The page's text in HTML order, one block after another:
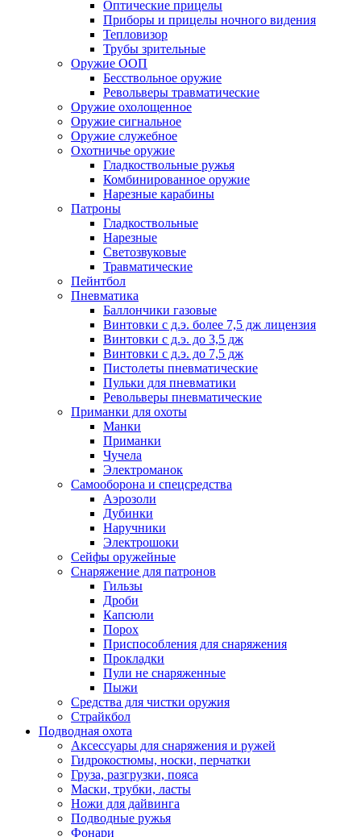
Оптические прицелы
Приборы и прицелы ночного видения
Тепловизор
Трубы зрительные
Оружие ООП
Бесствольное оружие
Револьверы травматические
Оружие охолощенное
Оружие сигнальное
Оружие служебное
Охотничье оружие
Гладкоствольные ружья
Комбинированное оружие
Нарезные карабины
Патроны
Гладкоствольные
Нарезные
Светозвуковые
Травматические
Пейнтбол
Пневматика
Баллончики газовые
Винтовки с д.э. более 7,5 дж лицензия
Винтовки с д.э. до 3,5 дж
Винтовки с д.э. до 7,5 дж
Пистолеты пневматические
Пульки для пневматики
Револьверы пневматические
Приманки для охоты
Манки
Приманки
Чучела
Электроманок
Самооборона и спецсредства
Аэрозоли
Дубинки
Наручники
Электрошоки
Сейфы оружейные
Снаряжение для патронов
Гильзы
Дроби
Капсюли
Порох
Приспособления для снаряжения
Прокладки
Пули не снаряженные
Пыжи
Средства для чистки оружия
Страйкбол
Подводная охота
Аксессуары для снаряжения и ружей
Гидрокостюмы, носки, перчатки
Груза, разгрузки, пояса
Маски, трубки, ласты
Ножи для дайвинга
Подводные ружья
Фонари